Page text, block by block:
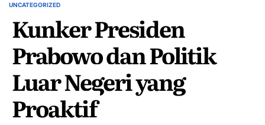
POSTED
UNCATEGORIZED
Kunker Presiden
Prabowo dan Politik
Luar Negeri yang
Proaktif